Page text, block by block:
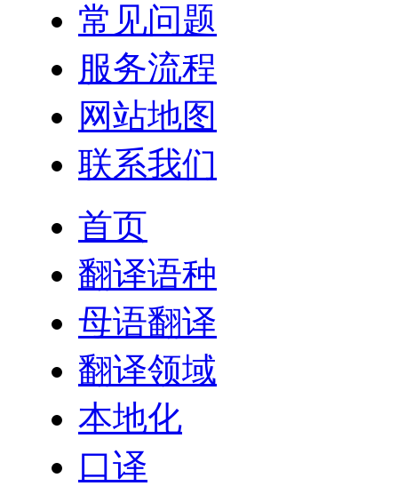
常见问题
服务流程
网站地图
联系我们
首页
翻译语种
母语翻译
翻译领域
本地化
口译